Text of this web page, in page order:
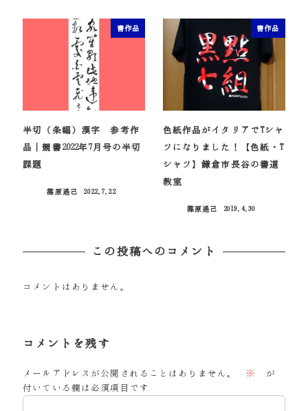
書作品
半切（条幅）漢字 参考作
品｜競書2022年7月号の半切
課題
篠原遙己
2022.7.22
書作品
色紙作品がイタリアでTシャ
ツになりました！【色紙・T
シャツ】鎌倉市長谷の書道
教室
篠原遙己
2019.4.30
この投稿へのコメント
コメントはありません。
コメントを残す
メールアドレスが公開されることはありません。 ※
が
付いている欄は必須項目です